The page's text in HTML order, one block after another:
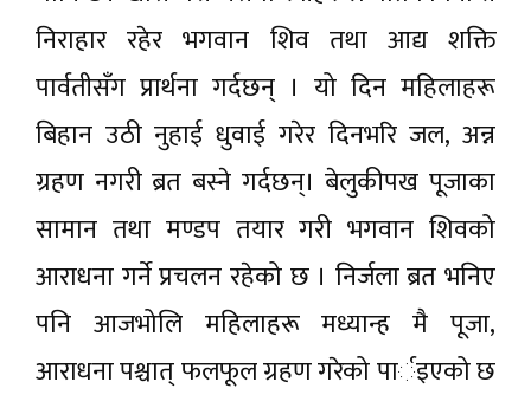
निराहार रहेर भगवान शिव तथा आद्य शक्ति
पार्वतीसँग प्रार्थना गर्दछन् । यो दिन महिलाहरू
बिहान उठी नुहाई धुवाई गरेर दिनभरि जल, अन्न
ग्रहण नगरी ब्रत बस्ने गर्दछन्। बेलुकीपख पूजाका
सामान तथा मण्डप तयार गरी भगवान शिवको
आराधना गर्ने प्रचलन रहेको छ । निर्जला ब्रत भनिए
पनि आजभोलि महिलाहरू मध्यान्ह मै पूजा,
आराधना पश्चात् फलफूल ग्रहण गरेको पार्इएको छ